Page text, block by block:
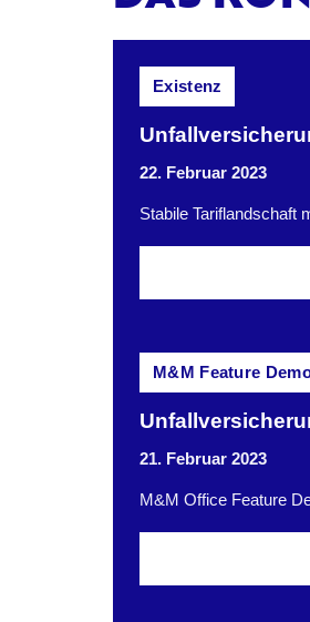
Existenz
22. Februar 2023
Stabile Tariflandschaft
M&M Feature
21. Februar 2023
M&M Office Feature